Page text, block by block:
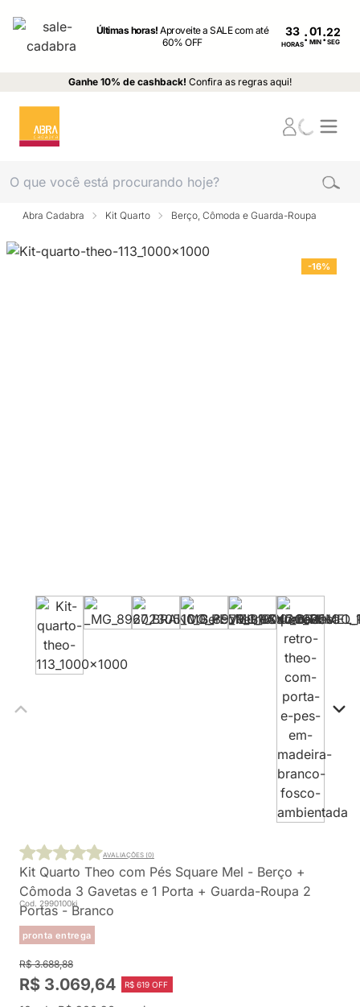
Últimas horas!Aproveite a SALE com até
60% OFF
33
HORAS: MIN : SEG
Ganhe 10% de cashback! Confira as regras aqui!
Abra Cadabra Kit Quarto Berço, Cômoda e Guarda-Roupa
-16%
Kit Quarto Theo com Pés Square Mel - Berço +
Cômoda 3 Gavetas e 1 Porta + Guarda-Roupa 2
Portas - Branco
Cod. 2990100ki
pronta entrega
AVALIAÇÕES (0)
R$ 3.688,88
R$ 3.069,64 R$ 619 OFF